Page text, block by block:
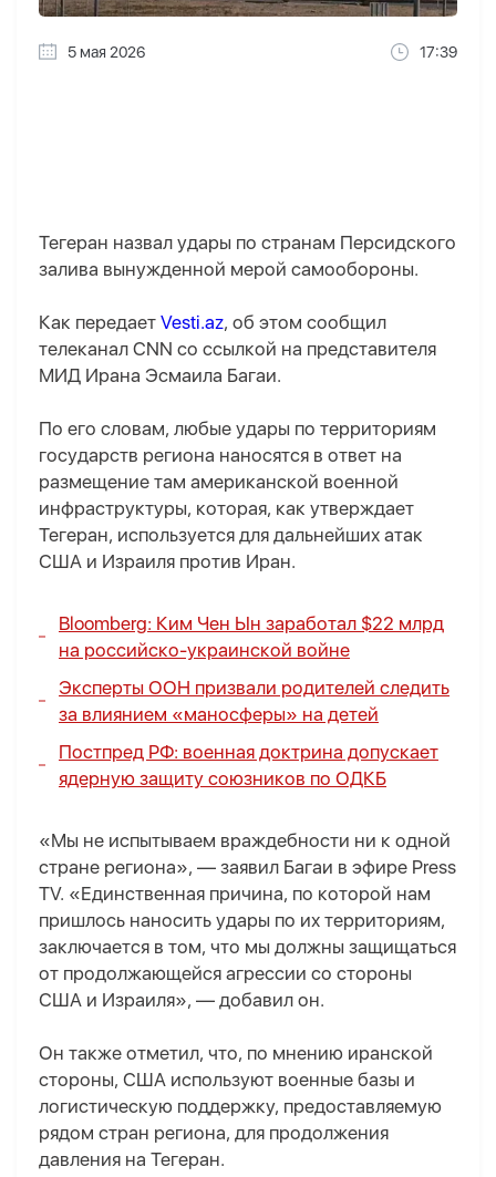
5 мая 2026 17:39
Тегеран назвал удары по странам Персидского
залива вынужденной мерой самообороны.
Как передает Vesti.az, об этом сообщил
телеканал CNN со ссылкой на представителя
МИД Ирана Эсмаила Багаи.
По его словам, любые удары по территориям
государств региона наносятся в ответ на
размещение там американской военной
инфраструктуры, которая, как утверждает
Тегеран, используется для дальнейших атак
США и Израиля против Иран.
Bloomberg: Ким Чен Ын заработал $22 млрд
на российско-украинской войне
Эксперты ООН призвали родителей следить
за влиянием «маносферы» на детей
Постпред РФ: военная доктрина допускает
ядерную защиту союзников по ОДКБ
«Мы не испытываем враждебности ни к одной
стране региона», — заявил Багаи в эфире Press
TV. «Единственная причина, по которой нам
пришлось наносить удары по их территориям,
заключается в том, что мы должны защищаться
от продолжающейся агрессии со стороны
США и Израиля», — добавил он.
Он также отметил, что, по мнению иранской
стороны, США используют военные базы и
логистическую поддержку, предоставляемую
рядом стран региона, для продолжения
давления на Тегеран.